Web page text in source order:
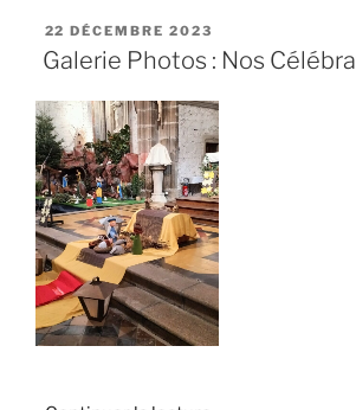
:
Père
PUBLIÉ
LE
22 DÉCEMBRE 2023
Galerie Photos : Nos